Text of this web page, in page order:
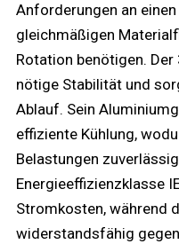
Anforderungen an
gleichmäßigen
Rotation benötigen.
nötige Stabilität und
Ablauf. Sein
effiziente Kühlung,
Belastungen
Energieeffizienzklasse
Stromkosten, während
widerstandsfähig